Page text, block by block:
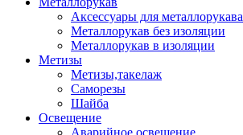
Аксессуары для металлорукава
Металлорукав без изоляции
Металлорукав в изоляции
Метизы
Метизы,такелаж
Саморезы
Шайба
Освещение
Аварийное освещение